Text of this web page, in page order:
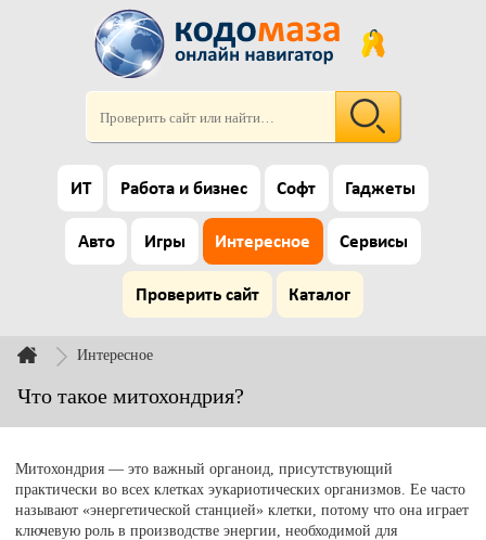
ИТ Работа и бизнес Софт Гаджеты
Авто Игры Интересное Сервисы
Проверить сайт Каталог
Интересное
Что такое митохондрия?
Митохондрия — это важный органоид, присутствующий
практически во всех клетках эукариотических организмов. Ее часто
называют «энергетической станцией» клетки, потому что она играет
ключевую роль в производстве энергии, необходимой для